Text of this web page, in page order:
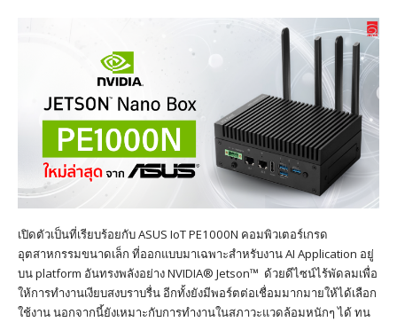
เปิดตัวเป็นที่เรียบร้อยกับ ASUS IoT PE1000N คอมพิวเตอร์เกรด
อุตสาหกรรมขนาดเล็ก ที่ออกแบบมาเฉพาะสำหรับงาน AI Application อยู่
บน platform อันทรงพลังอย่าง NVIDIA® Jetson™ ด้วยดีไซน์ไร้พัดลมเพื่อ
ให้การทำงานเงียบสงบราบรื่น อีกทั้งยังมีพอร์ตต่อเชื่อมมากมายให้ได้เลือก
ใช้งาน นอกจากนี้ยังเหมาะกับการทำงานในสภาวะแวดล้อมหนักๆ ได้ ทน